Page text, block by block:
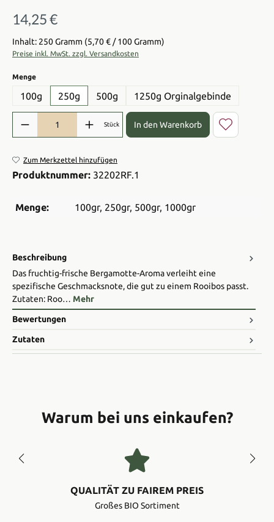
Regulärer Preis:
14,25 €
Inhalt: 250 Gramm (5,70 € / 100 Gramm)
Preise inkl. MwSt. zzgl. Versandkosten
Mengeauswählen
100g 250g 500g 1250g Orginalgebinde
Produkt Anzahl: Gib den gewünschten Wert ein oder benutze die
Stück In den Warenkorb
Zum Merkzettel hinzufügen
Produktnummer: 32202RF.1
Menge: 100gr, 250gr, 500gr, 1000gr
Beschreibung
Das fruchtig-frische Bergamotte-Aroma verleiht eine
spezifische Geschmacksnote, die gut zu einem Rooibos passt.
Zutaten: Roo… Mehr
Bewertungen
Zutaten
Warum bei uns einkaufen?
QUALITÄT ZU FAIREM PREIS
Großes BIO Sortiment